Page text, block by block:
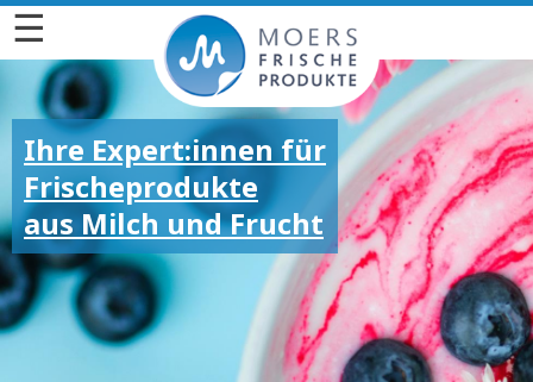
☰
Ihre Expert:innen für
Frischeprodukte
aus Milch und Frucht